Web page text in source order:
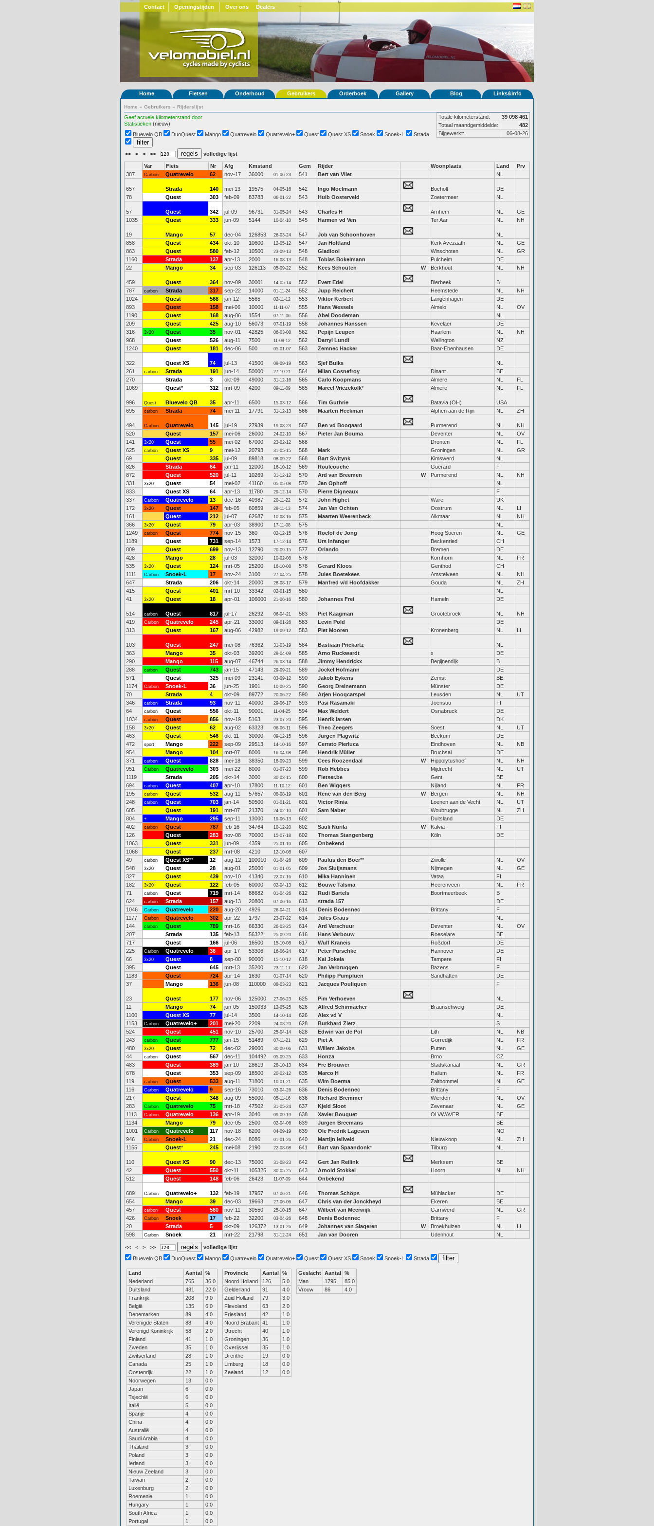
Contact Openingstijden Over ons Dealers
Home Fietsen Onderhoud Gebruikers Orderboek Gallery Blog Links&Info
Home » Gebruikers » Rijderslijst
Geef actuele kilometerstand door
Statistieken (nieuw)
Totale kilometerstand:
39 098 461
Totaal maandgemiddelde:
482
Bijgewerkt:
06-08-26
Bluevelo QB DuoQuest Mango Quatrevelo Quatrevelo+ Quest Quest XS Snoek Snoek-L Strada
<< < > >> volledige lijst
Var Fiets Nr Afg Kmstand Gem Rijder Woonplaats Land
Prv
387
Carbon Quatrevelo 62 nov-17 36000 01-06-23 541 Bert van Vliet NL
657 Strada 140 mei-13 19575 04-05-16 542 Ingo Moelmann Bocholt
DE
78
Quest 303 feb-09 83783 06-01-22 543 Huib Oosterveld Zoetermeer NL
57 Quest 342 jul-09 96731 31-05-24 543 Charles H Arnhem NL
GE
1035
Quest 333 jun-09 5144 10-04-10 545 Harmen vd Ven Ter Aar NL NH
19 Mango 57 dec-04 126853 26-03-24 547 Job van Schoonhoven
NL
858
Quest 434 okt-10 10600 12-05-12 547 Jan Holtland Kerk Avezaath NL
GE
863
Quest 580 feb-12 10500 23-09-13 548 Gladiool Winschoten NL
GR
1160
Strada 137 apr-13 2000 16-08-13 548 Tobias Bokelmann Pulcheim
DE
22
Mango 34 sep-03 126113 05-09-22 552 Kees Schouten W Berkhout NL NH
459 Quest 364 nov-09 30001 14-05-14 552 Evert Edel Bierbeek
B
787
carbon Strada 317 sep-22 14000 01-11-24 552 Jupp Reichert Heemstede NL
NH
1024
Quest 568 jan-12 5565 02-11-12 553 Viktor Kerbert Langenhagen
DE
893
Quest 158 mei-06 10000 11-11-07 555 Hans Wessels Almelo NL
OV
1190
Quest 168 aug-06 1554 07-11-06 556 Abel Doodeman
NL
209
Quest 425 aug-10 56073 07-01-19 558 Johannes Hanssen Kevelaer
DE
316
3x20" Quest 35 nov-01 42825 06-03-08 562 Pepijn Leupen Haarlem NL
NH
968
Quest 526 aug-11 7500 11-09-12 562 Darryl Lundi Wellington
NZ
1240
Quest 181 dec-06 500 05-01-07 563 Zemnec Hacker Baar-Ebenhausen DE
322 Quest XS 74 jul-13 41500 09-09-19 563 Sjef Buiks
NL
261
carbon Strada 191 jun-14 50000 27-10-21 564 Milan Cosnefroy Dinant
BE
270
Strada 3 okt-09 49000 31-12-16 565 Carlo Koopmans Almere NL
FL
1069
Quest* 312 mrt-09 4200 09-11-09 565 Marcel Vriezekolk* Almere NL FL
996 Quest Bluevelo QB 35 apr-11 6500 15-03-12 566 Tim Guthrie Batavia (OH)
USA
695
carbon Strada 74 mei-11 17791 31-12-13 566 Maarten Heckman Alphen aan de Rijn NL ZH
494 Carbon Quatrevelo 145 jul-19 27939 19-08-23 567 Ben vd Boogaard Purmerend NL
NH
520
Quest 157 mei-06 26000 24-02-10 567 Pieter Jan Bouma Deventer NL
OV
141
3x20" Quest 55 mei-02 67000 23-02-12 568 Dronten NL
FL
625
carbon Quest XS 9 mei-12 20793 31-05-15 568 Mark Groningen NL
GR
69
Quest 335 jul-09 89818 08-09-22 568 Bart Switynk Kimswerd
NL
826
Strada 64 jan-11 12000 16-10-12 569 Roulcouche Guerard
F
872
Quest 520 jul-11 10269 31-12-12 570 Ard van Breemen W Purmerend NL
NH
331
3x20" Quest 54 mei-02 41160 05-05-08 570 Jan Ophoff
NL
833
Quest XS 64 apr-13 11780 29-12-14 570 Pierre Digneaux
F
337
Carbon Quatrevelo 13 dec-16 40987 20-11-22 572 John Highet Ware
UK
172
3x20" Quest 147 feb-05 60859 29-11-13 574 Jan Van Ochten Oostrum NL
LI
161
Quest 212 jul-07 62687 10-08-16 575 Maarten Weerenbeck Alkmaar NL
NH
366
3x20" Quest 79 apr-03 38900 17-11-08 575
NL
1249
carbon Quest 774 nov-15 360 02-12-15 576 Roelof de Jong Hoog Soeren NL
GE
1189
Quest 731 sep-14 1573 17-12-14 576 Urs Infanger Beckenried
CH
809
Quest 699 nov-13 12790 20-09-15 577 Orlando Bremen
DE
428
Mango 28 jul-03 32000 10-02-08 578 Kornhorn NL
FR
535
3x20" Quest 124 mrt-05 25200 16-10-08 578 Gerard Kloos Genthod
CH
1111
Carbon Snoek-L 17 nov-24 3100 27-04-25 578 Jules Boetekees Amstelveen NL
NH
647
Strada 206 okt-14 20000 28-08-17 579 Manfred v/d Hoofdakker Gouda NL
ZH
415
Quest 401 mrt-10 33342 02-01-15 580
NL
41
3x20" Quest 18 apr-01 106000 21-06-16 580 Johannes Frei Hameln DE
514 carbon Quest 817 jul-17 26292 06-04-21 583 Piet Kaagman Grootebroek NL
NH
419
Carbon Quatrevelo 245 apr-21 33000 09-01-26 583 Levin Pold
DE
313
Quest 167 aug-06 42982 19-09-12 583 Piet Mooren Kronenberg NL LI
103 Quest 247 mei-08 76362 31-03-19 584 Bastiaan Prickartz
NL
363
Mango 35 okt-03 39200 29-04-09 585 Arno Ruckwardt x
DE
290
Mango 115 aug-07 46744 26-03-14 588 Jimmy Hendrickx Begijnendijk
B
288
carbon Quest 743 jan-15 47143 29-09-21 589 Jockel Hofmann
DE
571
Quest 325 mei-09 23141 03-09-12 590 Jakob Eykens Zemst
BE
1174
Carbon Snoek-L 36 jun-25 1901 10-09-25 590 Georg Dreinemann Münster
DE
70
Strada 4 okt-09 89772 20-06-22 590 Arjen Hoogcarspel Leusden NL
UT
346
carbon Strada 93 nov-11 40000 29-06-17 593 Pasi Räsämäki Joensuu
FI
64
carbon Quest 556 okt-11 90001 11-04-25 594 Max Weldert Osnabruck
DE
1034
carbon Quest 856 nov-19 5163 23-07-20 595 Henrik larsen
DK
158
3x20" Quest 62 aug-02 63323 06-06-11 596 Theo Zeegers Soest NL
UT
463
Quest 546 okt-11 30000 09-12-15 596 Jürgen Plagwitz Beckum
DE
472
sport Mango 222 sep-09 29513 14-10-16 597 Cerrato Pierluca Eindhoven NL
NB
954
Mango 104 mrt-07 8000 16-04-08 598 Hendrik Müller Bruchsal
DE
371
carbon Quest 828 mei-18 38350 18-09-23 599 Cees Roozendaal W Hippolytushoef NL
NH
951
Carbon Quatrevelo 303 mei-22 8000 01-07-23 599 Rob Hebbes Mijdrecht NL
UT
1119
Strada 205 okt-14 3000 30-03-15 600 Fietser.be Gent
BE
694
carbon Quest 407 apr-10 17800 11-10-12 601 Ben Wiggers Nijland NL
FR
195
carbon Quest 532 aug-11 57657 08-08-19 601 Rene van den Berg W Bergen NL
NH
248
carbon Quest 703 jan-14 50500 01-01-21 601 Victor Rinia Loenen aan de Vecht NL
UT
605
Quest 191 mrt-07 21370 24-02-10 601 Sam Naber Woubrugge NL
ZH
804
+ Mango 295 sep-11 13000 19-06-13 602 Duitsland
DE
402
carbon Quest 787 feb-16 34764 10-12-20 602 Sauli Nurila W Kälviä
FI
126
Quest 283 nov-08 70000 15-07-18 602 Thomas Stangenberg Köln
DE
1063
Quest 331 jun-09 4359 25-01-10 605
Onbekend
1068
Quest 237 mrt-08 4210 12-10-08
607
49
carbon Quest XS** 12 aug-12 100010 01-04-26 609 Paulus den Boer** Zwolle NL
OV
548
3x20" Quest 28 aug-01 25000 01-01-05 609 Jos Sluijsmans Nijmegen NL
GE
327
Quest 439 nov-10 41340 22-07-16 610 Mika Hanninen Vataa
FI
182
3x20" Quest 122 feb-05 60000 02-04-13 612 Bouwe Talsma Heerenveen NL
FR
71
carbon Quest 719 mrt-14 88682 01-04-26 612 Rudi Bartels Boortmeerbeek
B
624
carbon Strada 157 aug-13 20800 07-06-16 613 strada 157
DE
1046
Carbon Quatrevelo 220 aug-20 4926 26-04-21 614 Denis Bodennec Brittany
F
1177
Carbon Quatrevelo 302 apr-22 1797 23-07-22 614 Jules Graus
NL
144
carbon Quest 789 mrt-16 66330 26-03-25 614 Ard Verschuur Deventer NL
OV
207
Strada 135 feb-13 56322 25-09-20 616 Hans Verbouw Roeselare
BE
717
Quest 166 jul-06 16500 15-10-08 617 Wulf Kraneis Roßdorf
DE
225
Carbon Quatrevelo 36 apr-17 53306 16-06-24 617 Peter Purschke Hannover
DE
66
3x20" Quest 8 sep-00 90000 15-10-12 618 Kai Jokela Tampere
FI
395
Quest 645 mrt-13 35200 23-11-17 620 Jan Verbruggen Bazens
F
1183
Quest 724 apr-14 1630 01-07-14 620 Philipp Pumpluen Sandhatten
DE
37
Mango 136 jun-08 110000 08-03-23 621 Jacques Pouliquen F
23 Quest 177 nov-06 125000 27-06-23 625 Pim Verhoeven
NL
11
Mango 74 jun-05 150033 12-05-25 626 Alfred Schirmacher Braunschweig
DE
1100
Quest XS 77 jul-14 3500 14-10-14 626 Alex vd V
NL
1153
Carbon Quatrevelo+ 201 mei-20 2209 24-08-20 628 Burkhard Zietz
S
524
Quest 451 nov-10 25700 25-04-14 628 Edwin van de Pol Lith NL
NB
243
carbon Quest 777 jan-15 51489 07-11-21 629 Piet A Gorredijk NL
FR
480
3x20" Quest 72 dec-02 29000 30-09-06 631 Willem Jakobs Putten NL
GE
44
carbon Quest 567 dec-11 104492 05-09-25 633 Honza Brno
CZ
483
Quest 389 jan-10 28619 28-10-13 634 Fre Brouwer Stadskanaal NL
GR
678
Quest 353 sep-09 18500 20-02-12 635 Marco H Hallum NL
FR
119
carbon Quest 533 aug-11 71800 10-01-21 635 Wim Boerma Zaltbommel NL
GE
116
Carbon Quatrevelo 9 sep-16 73010 03-04-26 636 Denis Bodennec Brittany
F
217
Quest 348 aug-09 55000 05-11-16 636 Richard Bremmer Wierden NL
OV
283
Carbon Quatrevelo 75 mrt-18 47502 31-05-24 637 Kjeld Sloot Zevenaar NL
GE
1113
Carbon Quatrevelo 136 apr-19 3040 09-09-19 638 Xavier Bouquet OLVWAVER
BE
1134
Mango 79 dec-05 2500 02-04-06 639 Jurgen Breemans
BE
1001
Carbon Quatrevelo 117 nov-18 6200 04-09-19 639 Ole Fredrik Lagesen
NO
946
Carbon Snoek-L 21 dec-24 8086 01-01-26 640 Martijn leliveld Nieuwkoop NL
ZH
1155
Quest* 245 mei-08 2190 22-08-08 641 Bart van Spaandonk* Tilburg NL
110 Quest XS 90 dec-13 75000 31-08-23 642 Gert Jan Reilink Merksem
BE
42
Quest 550 okt-11 105325 30-05-25 643 Arnold Stokkel Hoorn NL
NH
512
Quest 148 feb-06 26423 11-07-09 644 Onbekend
689 Carbon Quatrevelo+ 132 feb-19 17957 07-06-21 646 Thomas Schöps Mühlacker
DE
654
Mango 39 dec-03 19663 27-06-06 647 Chris van der Jonckheyd Ekeren
BE
457
carbon Quest 560 nov-11 30550 25-10-15 647 Wilbert van Meerwijk Garnwerd NL
GR
426
Carbon Snoek 17 feb-22 32200 03-04-26 648 Denis Bodennec Brittany
F
20
Strada 5 okt-09 126372 13-01-26 649 Johannes van Slageren W Broekhuizen NL
LI
598
Carbon Snoek 21 mrt-22 21798 31-12-24 651 Jan van Dooren Udenhout NL
<< < > >>
volledige lijst
Bluevelo QB
DuoQuest Mango Quatrevelo Quatrevelo+ Quest Quest XS Snoek Snoek-L Strada
Land Aantal %
Nederland
765
36.0
Duitsland
481
22.0
Frankrijk
208
9.0
België
135
6.0
Denemarken
89
4.0
Verenigde Staten
88
4.0
Verenigd Koninkrijk
58
2.0
Finland
41
1.0
Zweden
35
1.0
Zwitserland
28
1.0
Canada
25
1.0
Oostenrijk
22
1.0
Noorwegen
13
0.0
Japan
6
0.0
Tsjechië
6
0.0
Italië
5
0.0
Spanje
4
0.0
China
4
0.0
Australië
4
0.0
Saudi Arabia
4
0.0
Thailand
3
0.0
Poland
3
0.0
Ierland
3
0.0
Nieuw Zeeland
3
0.0
Taiwan
2
0.0
Luxenburg
2
0.0
Roemenie
1
0.0
Hungary
1
0.0
South Africa
1
0.0
Portugal
1 0.0
Provincie Aantal %
Noord Holland
126
5.0
Gelderland
91
4.0
Zuid Holland
79
3.0
Flevoland
63
2.0
Friesland
42
1.0
Noord Brabant 41
1.0
Utrecht
40
1.0
Groningen
36
1.0
Overijssel
35
1.0
Drenthe
19
0.0
Limburg
18
0.0
Zeeland
12 0.0
Geslacht Aantal %
Man
1795
85.0
Vrouw
86 4.0